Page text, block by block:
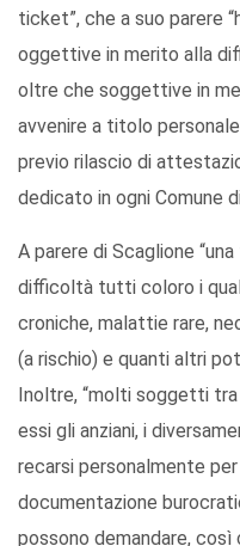
ticket”, che a suo parere
oggettive in merito alla
oltre che soggettive in
avvenire a titolo
previo rilascio di
dedicato in ogni Comune
A parere di Scaglione
difficoltà tutti coloro i
croniche, malattie rare,
(a rischio) e quanti altri
Inoltre, “molti soggetti
essi gli anziani, i
recarsi personalmente
documentazione
possono demandare,